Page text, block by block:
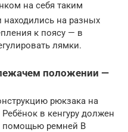
на себя таким
на разных
к поясу — в
лямки.
положении —
рюкзака на
в кенгуру должен
помощью ремней В